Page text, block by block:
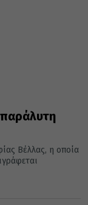
Βέλλας, η οποία